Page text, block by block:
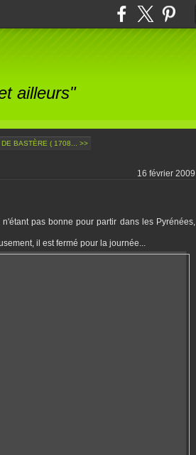
ailleurs"
DE BASTÈRE ( 1708... >>
16 février 2009
pas bonne pour partir dans les Pyrénées,
il est fermé pour la journée...